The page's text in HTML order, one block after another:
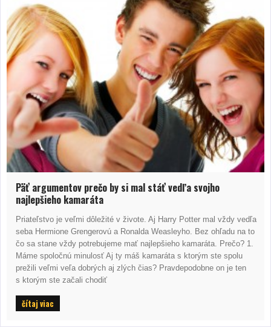
Päť argumentov prečo by si mal stáť vedľa svojho
najlepšieho kamaráta
Priateľstvo je veľmi dôležité v živote. Aj Harry Potter mal vždy vedľa
seba Hermione Grengerovú a Ronalda Weasleyho. Bez ohľadu na to
čo sa stane vždy potrebujeme mať najlepšieho kamaráta. Prečo? 1.
Máme spoločnú minulosť Aj ty máš kamaráta s ktorým ste spolu
prežili veľmi veľa dobrých aj zlých čias? Pravdepodobne on je ten
s ktorým ste začali chodiť
čítaj viac